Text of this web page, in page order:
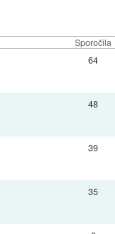
Sporočila
64
48
39
35